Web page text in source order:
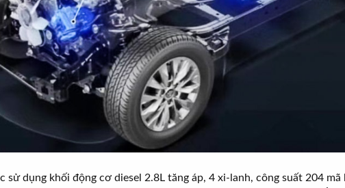
sử dụng khối động cơ diesel 2.8L tăng áp, 4 xi-lanh, công suất 204